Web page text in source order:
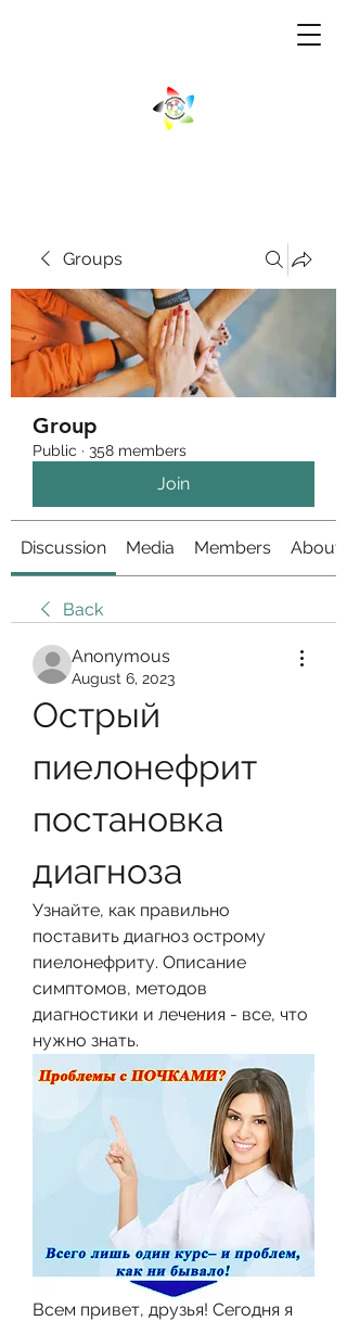
Groups
Group
Public · 358 members
Join
Discussion Media Members About
Back
Anonymous
August 6, 2023
Острый
пиелонефрит
постановка
диагноза
Узнайте, как правильно
поставить диагноз острому
пиелонефриту. Описание
симптомов, методов
диагностики и лечения - все, что
нужно знать.
Всем привет, друзья! Сегодня я